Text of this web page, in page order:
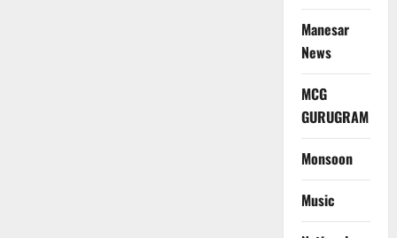
Manesar
News
MCG
GURUGRAM
Monsoon
Music